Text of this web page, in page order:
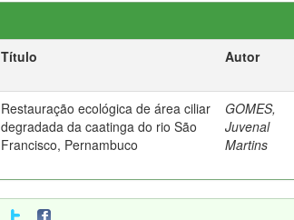
Título Autor
Restauração ecológica de área ciliar
degradada da caatinga do rio São
Francisco, Pernambuco
GOMES,
Juvenal
Martins